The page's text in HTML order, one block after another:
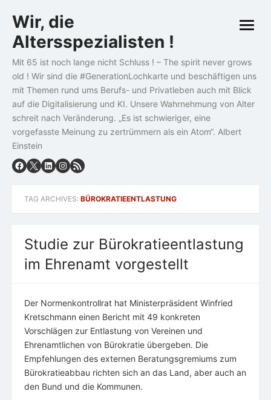
to
content
Wir, die
Altersspezialisten !
Mit 65 ist noch lange nicht Schluss ! – The spirit never grows
old ! Wir sind die #GenerationLochkarte und beschäftigen uns
mit Themen rund ums Berufs- und Privatleben auch mit Blick
auf die Digitalisierung und KI. Unsere Wahrnehmung von Alter
schreit nach Veränderung. „Es ist schwieriger, eine
vorgefasste Meinung zu zertrümmern als ein Atom“. Albert
Einstein
open
TAG ARCHIVES: BÜROKRATIEENTLASTUNG
Studie zur Bürokratie­entlastung
im Ehrenamt vorgestellt
Der Normenkontrollrat hat Ministerpräsident Winfried
Kretschmann einen Bericht mit 49 konkreten
Vorschlägen zur Entlastung von Vereinen und
Ehrenamtlichen von Bürokratie übergeben. Die
Empfehlungen des externen Beratungsgremiums zum
Bürokratieabbau richten sich an das Land, aber auch an
den Bund und die Kommunen.